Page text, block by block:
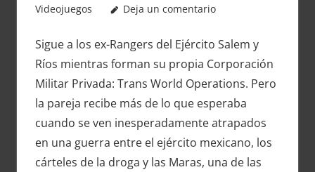
Videojuegos
Deja un comentario
Sigue a los ex-Rangers del Ejército Salem y
Ríos mientras forman su propia Corporación
Militar Privada: Trans World Operations. Pero
la pareja recibe más de lo que esperaba
cuando se ven inesperadamente atrapados
en una guerra entre el ejército mexicano, los
cárteles de la droga y las Maras, una de las